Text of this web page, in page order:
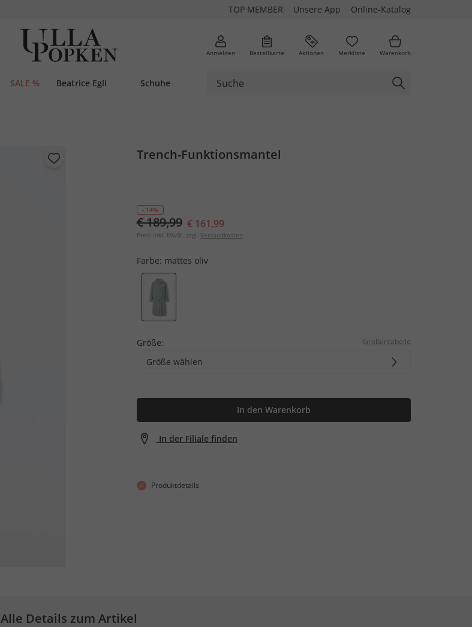
TOP MEMBER Unsere App Online-Katalog
Anmelden Bestellkarte Aktionen Merkliste Warenkorb
SALE % Beatrice Egli Schuhe
Trench-Funktionsmantel
- 14%
€ 189,99 € 161,99
Preis inkl. MwSt. zzgl. Versandkosten
Farbe: mattes oliv
Größe: Größentabelle
Größe wählen
In den Warenkorb
In der Filiale finden
Produktdetails
Alle Details zum Artikel